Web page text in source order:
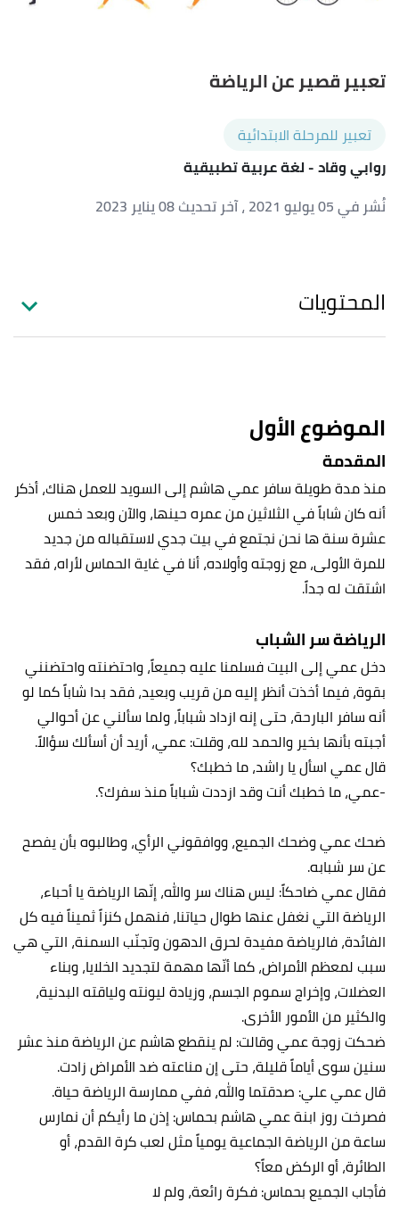
تعبير قصير عن الرياضة
تعبير للمرحلة الابتدائية
روابي وقاد- لغة عربية تطبيقية
نُشر في 05 يوليو 2021
، آخر تحديث 08 يناير 2023
المحتويات
الموضوع الأول
المقدمة
منذ مدة طويلة سافر عمي هاشم إلى السويد للعمل هناك، أذكر
أنه كان شاباً في الثلاثين من عمره حينها، والآن وبعد خمس
عشرة سنة ها نحن نجتمع في بيت جدي لاستقباله من جديد
للمرة الأولى، مع زوجته وأولاده، أنا في غاية الحماس لأراه، فقد
اشتقت له جداً.
الرياضة سر الشباب
دخل عمي إلى البيت فسلمنا عليه جميعاً، واحتضنته واحتضنني
بقوة، فيما أخذت أنظر إليه من قريب وبعيد، فقد بدا شاباً كما لو
أنه سافر البارحة، حتى إنه ازداد شباباً، ولما سألني عن أحوالي
أجبته بأنها بخير والحمد لله، وقلت: عمي، أريد أن أسألك سؤالاً.
قال عمي اسأل يا راشد، ما خطبك؟
-عمي، ما خطبك أنت وقد ازددت شباباً منذ سفرك؟.
ضحك عمي وضحك الجميع، ووافقوني الرأي، وطالبوه بأن يفصح
عن سر شبابه.
فقال عمي ضاحكاً: ليس هناك سر والله، إنّها الرياضة يا أحباء،
الرياضة التي نغفل عنها طوال حياتنا، فنهمل كنزاً ثميناً فيه كل
الفائدة، فالرياضة مفيدة لحرق الدهون وتجنّب السمنة، التي هي
سبب لمعظم الأمراض، كما أنّها مهمة لتجديد الخلايا، وبناء
العضلات، وإخراج سموم الجسم، وزيادة ليونته ولياقته البدنية،
والكثير من الأمور الأخرى.
ضحكت زوجة عمي وقالت: لم ينقطع هاشم عن الرياضة منذ عشر
سنين سوى أياماً قليلة، حتى إن مناعته ضد الأمراض زادت.
قال عمي علي: صدقتما والله، ففي ممارسة الرياضة حياة.
فصرخت روز ابنة عمي هاشم بحماس: إذن ما رأيكم أن نمارس
ساعة من الرياضة الجماعية يومياً مثل لعب كرة القدم، أو
الطائرة، أو الركض معاً؟
فأجاب الجميع بحماس: فكرة رائعة، ولم لا